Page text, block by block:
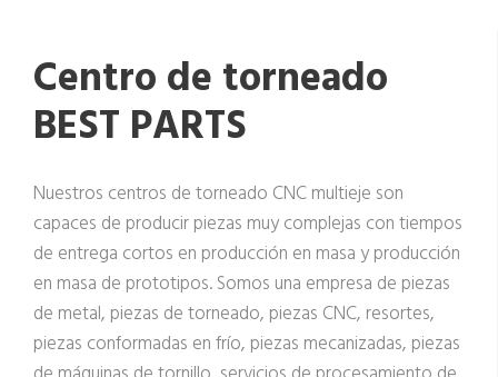
Centro de torneado
BEST PARTS
Nuestros centros de torneado CNC multieje son
capaces de producir piezas muy complejas con tiempos
de entrega cortos en producción en masa y producción
en masa de prototipos. Somos una empresa de piezas
de metal, piezas de torneado, piezas CNC, resortes,
piezas conformadas en frío, piezas mecanizadas, piezas